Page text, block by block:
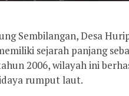
Sembilangan, Desa
sejarah panjang
2006, wilayah ini
rumput laut.